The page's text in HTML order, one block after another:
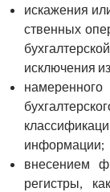
искажения
ственных
исключения
намеренного
информации;
внесением
регистры,